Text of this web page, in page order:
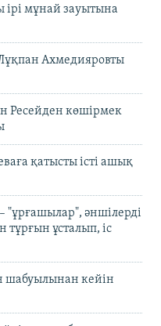
ірі мұнай зауытына
Ахмедияровты
Ресейден көшірмек
қатысты істі ашық
"ұрғашылар", әншілерді
ұсталып, іс
шабуылынан кейін